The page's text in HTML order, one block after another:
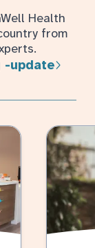
Health
from
-update